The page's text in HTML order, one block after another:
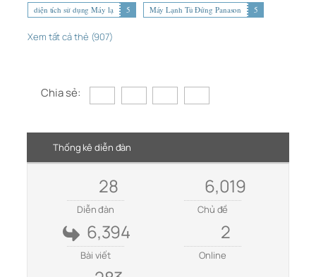
diện tích sử dụng Máy lạ
5 Máy Lạnh Tủ Đứng Panason 5
Xem tất cả thẻ (907)
Chia sẻ:
Thống kê diễn đàn
28
Diễn đàn
6,019
Chủ đề
6,394
Bài viết
2
Online